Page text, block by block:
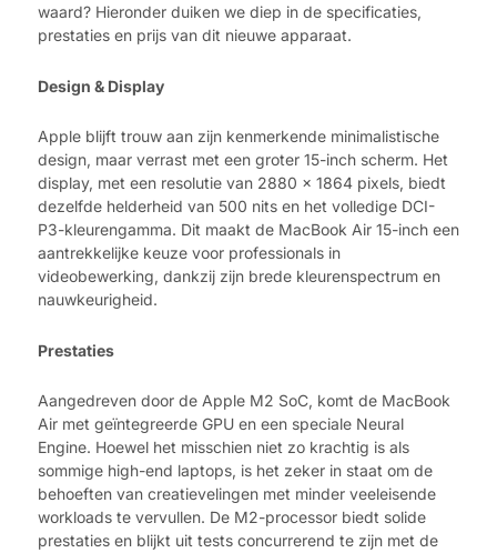
waard? Hieronder duiken we diep in de specificaties,
prestaties en prijs van dit nieuwe apparaat.
Design & Display
Apple blijft trouw aan zijn kenmerkende minimalistische
design, maar verrast met een groter 15-inch scherm. Het
display, met een resolutie van 2880 x 1864 pixels, biedt
dezelfde helderheid van 500 nits en het volledige DCI-
P3-kleurengamma. Dit maakt de MacBook Air 15-inch een
aantrekkelijke keuze voor professionals in
videobewerking, dankzij zijn brede kleurenspectrum en
nauwkeurigheid.
Prestaties
Aangedreven door de Apple M2 SoC, komt de MacBook
Air met geïntegreerde GPU en een speciale Neural
Engine. Hoewel het misschien niet zo krachtig is als
sommige high-end laptops, is het zeker in staat om de
behoeften van creatievelingen met minder veeleisende
workloads te vervullen. De M2-processor biedt solide
prestaties en blijkt uit tests concurrerend te zijn met de